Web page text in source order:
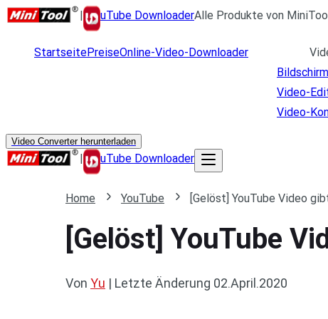
| uTube DownloaderAlle Produkte von
StartseitePreiseOnline-Video-Downloader
Video-
Video-
Video Converter herunterladen
| uTube Downloader
Home YouTube [Gelöst] YouTube Video
[Gelöst] YouTube
Von Yu | Letzte Änderung 02.April.2020